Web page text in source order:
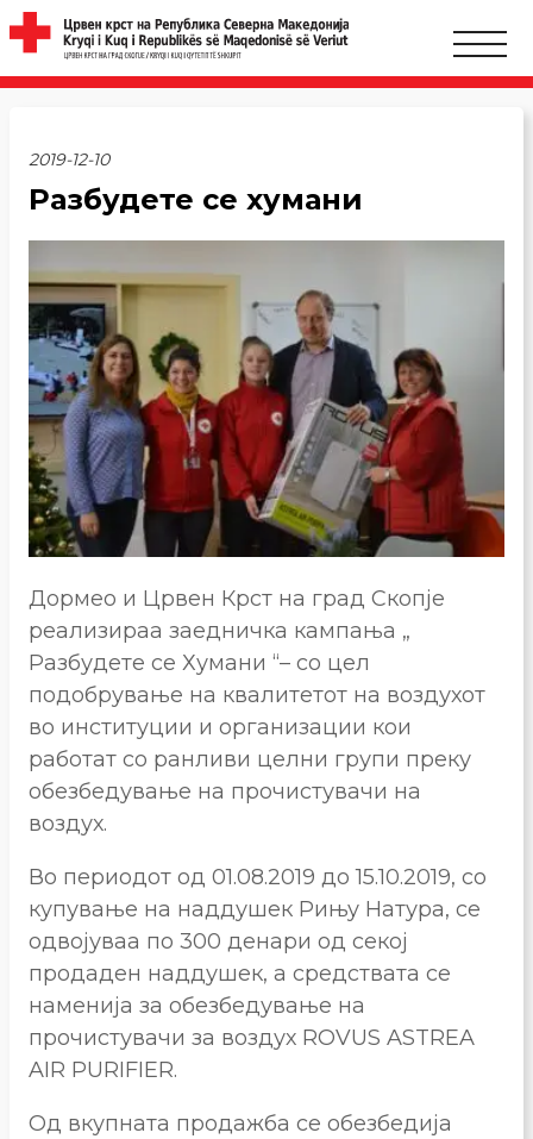
2019-12-10
Разбудете се хумани
Дормео и Црвен Крст на град Скопје
реализираа заедничка кампања „
Разбудете се Хумани “– со цел
подобрување на квалитетот на воздухот
во институции и организации кои
работат со ранливи целни групи преку
обезбедување на прочистувачи на
воздух.
Во периодот од 01.08.2019 до 15.10.2019, со
купување на наддушек Рињу Натура, се
одвојуваа по 300 денари од секој
продаден наддушек, а средствата се
наменија за обезбедување на
прочистувачи за воздух ROVUS ASTREA
AIR PURIFIER.
Од вкупната продажба се обезбедија